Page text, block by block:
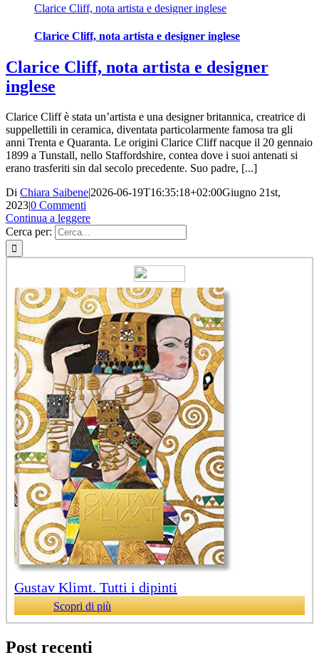
Clarice Cliff, nota artista e designer inglese
Clarice Cliff, nota artista e designer inglese
Clarice Cliff, nota artista e designer
inglese
Clarice Cliff è stata un’artista e una designer britannica, creatrice di
suppellettili in ceramica, diventata particolarmente famosa tra gli
anni Trenta e Quaranta. Le origini Clarice Cliff nacque il 20 gennaio
1899 a Tunstall, nello Staffordshire, contea dove i suoi antenati si
erano trasferiti sin dal secolo precedente. Suo padre, [...]
Di Chiara Saibene|2026-06-19T16:35:18+02:00Giugno 21st,
2023|0 Commenti
Continua a leggere
Cerca per:
Gustav Klimt. Tutti i dipinti
Scopri di più
Post recenti